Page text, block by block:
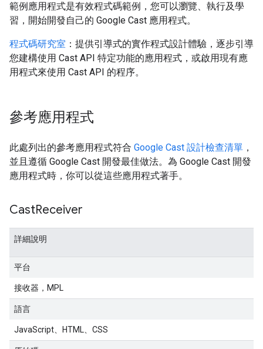
範例應用程式是有效程式碼範例，您可以瀏覽、執行及學
習，開始開發自己的 Google Cast 應用程式。
程式碼研究室 ：提供引導式的實作程式設計體驗，逐步引導
您建構使用 Cast API 特定功能的應用程式，或啟用現有應
用程式來使用 Cast API 的程序。
參考應用程式
此處列出的參考應用程式符合 Google Cast 設計檢查清單 ，
並且遵循 Google Cast 開發最佳做法。為 Google Cast 開發
應用程式時，你可以從這些應用程式著手。
CastReceiver
詳細說明
平台
接收器，MPL
語言
JavaScript、HTML、CSS